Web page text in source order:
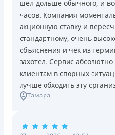
Погашение
В кассах и терминалах
Оплата на расчетный счёт
Онлайн (через сайт или
Через терминалы
Лицензия НБУ
Лицензия НБУ №10
Вся информация о кредите
ПОЛУЧИТЬ ЗАЙМ
Возраст
18 - 70 лет
Преимущества
Сниженная процентная
новых клиентов на период
этого стандартная ставка
Запрашиваются только
банковской карты и
проблемной кредитной
шел дольше обычного, и
часов. Компания
акционную ставку и
стандартному, очень
объяснения и чек из
захотел. Сервис
клиентам в спорных
лучше обходить эту
Тамара